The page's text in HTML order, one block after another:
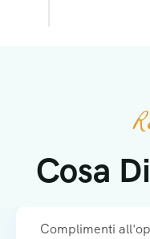
Cosa
Complimenti